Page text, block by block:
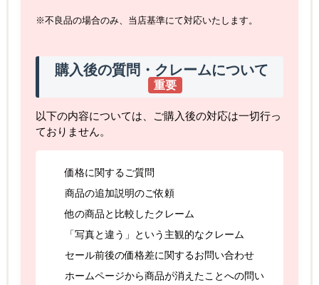
※不良品の場合のみ、当店基準にて対応いたします。
購入後の質問・クレームについて
重要
以下の内容については、ご購入後の対応は一切行っ
ておりません。
価格に関するご質問
商品の追加説明のご依頼
他の商品と比較したクレーム
「写真と違う」という主観的なクレーム
セール前後の価格差に関するお問い合わせ
ホームページから商品が消えたことへの問い